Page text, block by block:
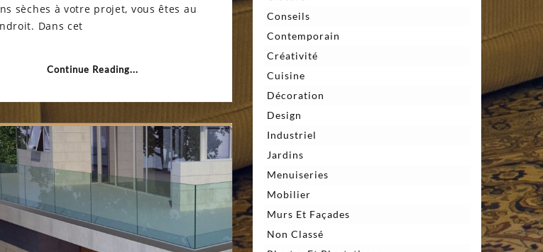
sèches à votre projet, vous êtes au
Dans cet
Continue Reading...
Conseils
Contemporain
Créativité
Cuisine
Décoration
Design
Industriel
Jardins
Menuiseries
Mobilier
Murs Et Façades
Non Classé